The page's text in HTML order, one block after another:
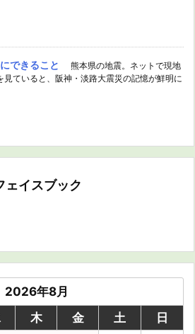
できること
熊本県の地震。ネットで現地
見ていると、阪神・淡路大震災の記憶が鮮明に
ェイスブック
2026年8月
木 金 土
日